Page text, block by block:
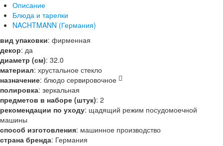
Описание
Блюда и тарелки
NACHTMANN (Германия)
вид упаковки: фирменная
декор: да
диаметр (см): 32.0
материал: хрустальное стекло
назначение: блюдо сервировочное
полировка: зеркальная
предметов в наборе (штук): 2
рекомендации по уходу: щадящий режим посудомоечной
машины
способ изготовления: машинное производство
страна бренда: Германия